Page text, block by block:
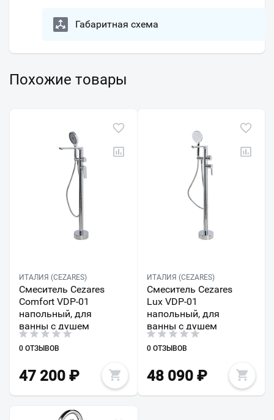
Габаритная схема
Похожие товары
ИТАЛИЯ (CEZARES)
Смеситель Cezares
Comfort VDP-01
напольный, для
ванны с душем
0 ОТЗЫВОВ
47 200 ₽
ИТАЛИЯ (CEZARES)
Смеситель Cezares
Lux VDP-01
напольный, для
ванны с душем
0 ОТЗЫВОВ
48 090₽